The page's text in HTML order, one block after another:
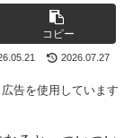
コピー
2026.07.27
告を使用しています